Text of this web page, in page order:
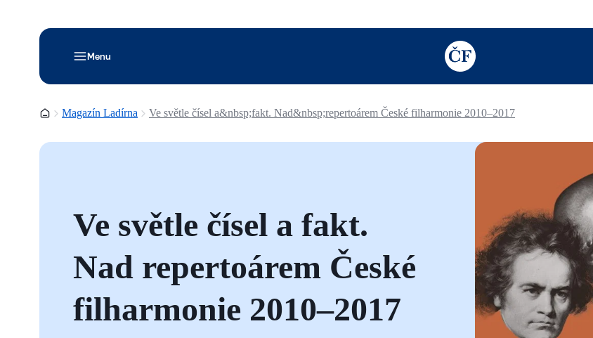
Menu
TODO: Add description for reader
Domovská stránka
Magazín Ladírna Ve světle čísel a&nbsp;fakt. Nad&nbsp;repertoárem České filharmonie 2010–2017
Ve světle čísel a fakt.
Nad repertoárem České
filharmonie 2010–2017